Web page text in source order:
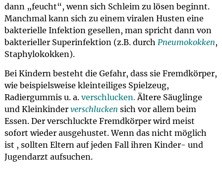
dann „feucht“, wenn sich Schleim zu lösen beginnt.
Manchmal kann sich zu einem viralen Husten eine
bakterielle Infektion gesellen, man spricht dann von
bakterieller Superinfektion (z.B. durch Pneumokokken,
Staphylokokken).
Bei Kindern besteht die Gefahr, dass sie Fremdkörper,
wie beispielsweise kleinteiliges Spielzeug,
Radiergummis u. a. verschlucken.Ältere Säuglinge
und Kleinkinder verschlucken sich vor allem beim
Essen. Der verschluckte Fremdkörper wird meist
sofort wieder ausgehustet. Wenn das nicht möglich
ist , sollten Eltern auf jeden Fall ihren Kinder- und
Jugendarzt aufsuchen.